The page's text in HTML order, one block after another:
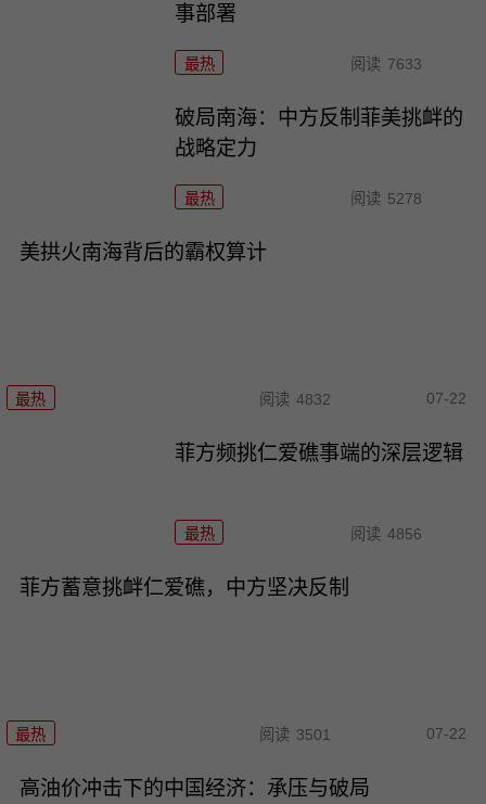
事部署
最热 阅读 7633
破局南海：中方反制菲美挑衅的
战略定力
最热 阅读 5278
美拱火南海背后的霸权算计
最热 阅读 4832 07-22
菲方频挑仁爱礁事端的深层逻辑
最热 阅读 4856
菲方蓄意挑衅仁爱礁，中方坚决反制
最热 阅读 3501 07-22
高油价冲击下的中国经济：承压与破局